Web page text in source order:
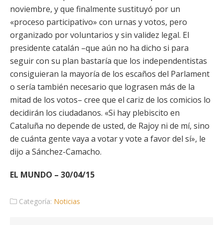
noviembre, y que finalmente sustituyó por un
«proceso participativo» con urnas y votos, pero
organizado por voluntarios y sin validez legal. El
presidente catalán –que aún no ha dicho si para
seguir con su plan bastaría que los independentistas
consiguieran la mayoría de los escaños del Parlament
o sería también necesario que lograsen más de la
mitad de los votos– cree que el cariz de los comicios lo
decidirán los ciudadanos. «Si hay plebiscito en
Cataluña no depende de usted, de Rajoy ni de mí, sino
de cuánta gente vaya a votar y vote a favor del sí», le
dijo a Sánchez-Camacho.
EL MUNDO – 30/04/15
Categoría: Noticias